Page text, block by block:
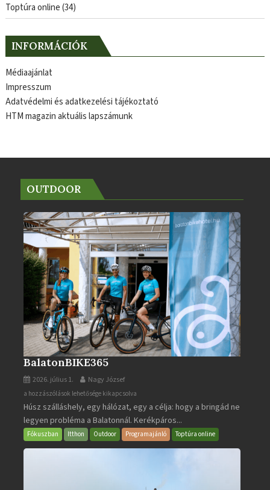
Toptúra online(34)
INFORMÁCIÓK
Médiaajánlat
Impresszum
Adatvédelmi és adatkezelési tájékoztató
HTM magazin aktuális lapszámunk
OUTDOOR
BalatonBIKE365
2026. július 1. Nagy József
BalatonBIKE365
bejegyzéshez
a hozzászólások lehetősége kikapcsolva
Húsz szálláshely, egy hálózat, egy a célja: hogy a bringád ne
legyen probléma a Balatonnál. Kerékpáros...
Fókuszban Itthon Outdoor Programajánló Toptúra online